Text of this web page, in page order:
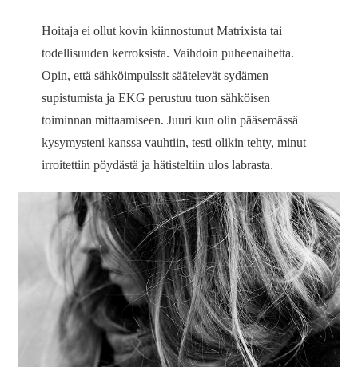
Hoitaja ei ollut kovin kiinnostunut Matrixista tai
todellisuuden kerroksista. Vaihdoin puheenaihetta.
Opin, että sähköimpulssit säätelevät sydämen
supistumista ja EKG perustuu tuon sähköisen
toiminnan mittaamiseen. Juuri kun olin pääsemässä
kysymysteni kanssa vauhtiin, testi olikin tehty, minut
irroitettiin pöydästä ja hätisteltiin ulos labrasta.